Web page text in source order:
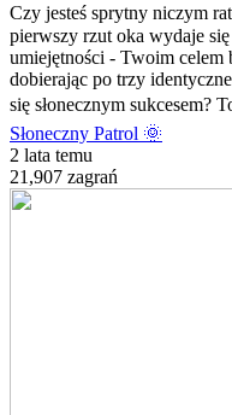
Czy jesteś sprytny niczym
pierwszy rzut oka wydaje
umiejętności - Twoim celem
dobierając po trzy
się słonecznym
Słoneczny Patrol 🌞
2 lata temu
21,907 zagrań